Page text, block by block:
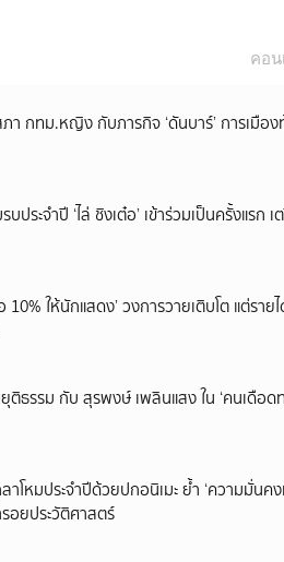
คอน
า กทม.หญิง กับภารกิจ ‘ดันบาร์’ การเมือง
บประจำปี ‘ไล่ ชิงเต๋อ’ เข้าร่วมเป็นครั้งแรก
10% ให้นักแสดง’ วงการวายเติบโต แต่ราย
ธรรม กับ สุรพงษ์ เพลินแสง ใน ‘คนเดือด
โหมประจำปีด้วยปกอนิเมะ ย้ำ ‘ความมั่น
อยประวัติศาสตร์